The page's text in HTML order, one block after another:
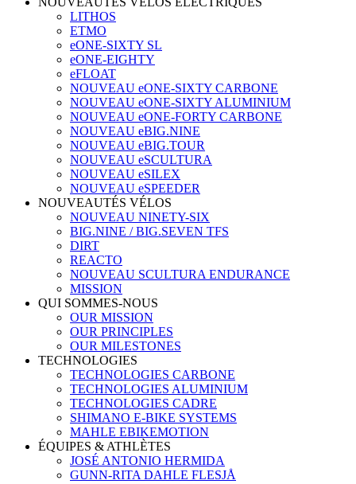
LITHOS
ETMO
eONE-SIXTY SL
eONE-EIGHTY
eFLOAT
NOUVEAU eONE-SIXTY CARBONE
NOUVEAU eONE-SIXTY ALUMINIUM
NOUVEAU eONE-FORTY CARBONE
NOUVEAU eBIG.NINE
NOUVEAU eBIG.TOUR
NOUVEAU eSCULTURA
NOUVEAU eSILEX
NOUVEAU eSPEEDER
NOUVEAUTÉS VÉLOS
NOUVEAU NINETY-SIX
BIG.NINE / BIG.SEVEN TFS
DIRT
REACTO
NOUVEAU SCULTURA ENDURANCE
MISSION
QUI SOMMES-NOUS
OUR MISSION
OUR PRINCIPLES
OUR MILESTONES
TECHNOLOGIES
TECHNOLOGIES CARBONE
TECHNOLOGIES ALUMINIUM
TECHNOLOGIES CADRE
SHIMANO E-BIKE SYSTEMS
MAHLE EBIKEMOTION
ÉQUIPES & ATHLÈTES
JOSÉ ANTONIO HERMIDA
GUNN-RITA DAHLE FLESJÅ